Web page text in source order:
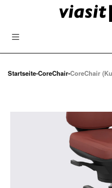
Zum Hauptinhalt springen
Startseite-CoreChair-CoreChair
Bildergalerie überspringen